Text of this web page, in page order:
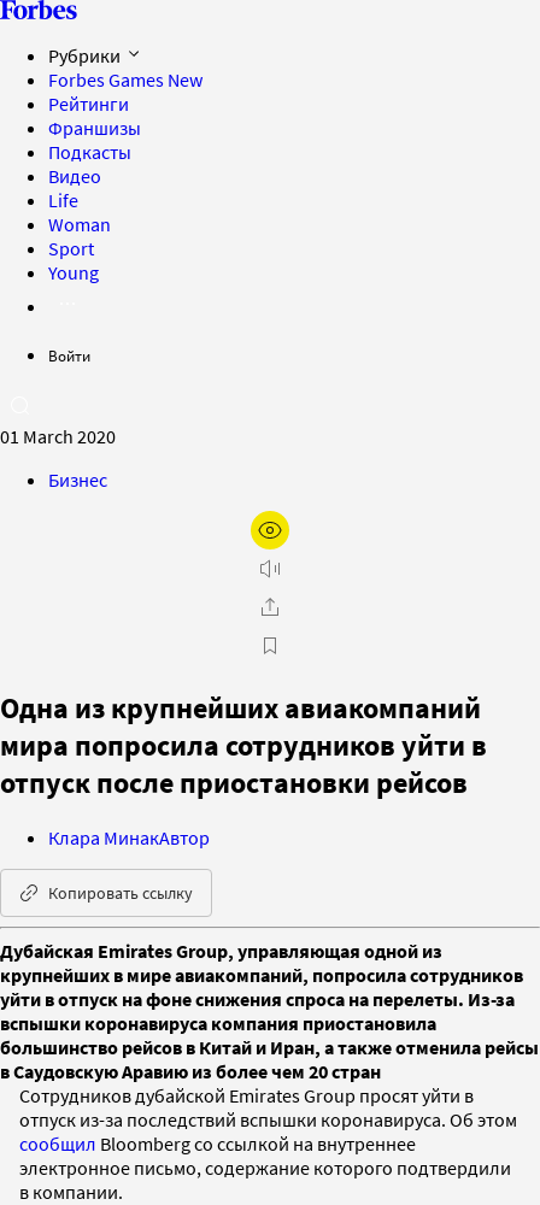
Рубрики
Forbes Games New
Рейтинги
Франшизы
Подкасты
Видео
Life
Woman
Sport
Young
Войти
01 March 2020
Бизнес
Одна из крупнейших авиакомпаний
мира попросила сотрудников уйти в
отпуск после приостановки рейсов
Клара МинакАвтор
Копировать ссылку
Дубайская Emirates Group, управляющая одной из
крупнейших в мире авиакомпаний, попросила сотрудников
уйти в отпуск на фоне снижения спроса на перелеты. Из-за
вспышки коронавируса компания приостановила
большинство рейсов в Китай и Иран, а также отменила рейсы
в Саудовскую Аравию из более чем 20 стран
Сотрудников дубайской Emirates Group просят уйти в
отпуск из-за последствий вспышки коронавируса. Об этом
сообщил Bloomberg со ссылкой на внутреннее
электронное письмо, содержание которого подтвердили
в компании.